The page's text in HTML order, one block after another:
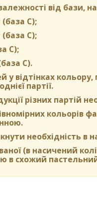
від бази,
(база С);
C);
С);
С).
у відтінках
партії.
різних партій
кольорів
необхідність в
(в насичений
в схожий пастельний